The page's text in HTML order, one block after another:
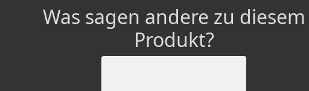
Was sagen andere zu diesem
Produkt?